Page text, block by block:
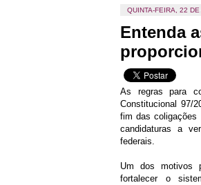
QUINTA-FEIRA, 22
Entenda
As regras para
Constitucional 97/
fim das coligações
candidaturas a
federais.
Um dos motivos
fortalecer o